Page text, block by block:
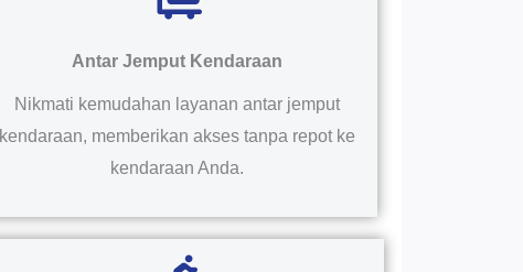
Antar Jemput Kendaraan
Nikmati kemudahan layanan antar jemput
kendaraan, memberikan akses tanpa repot ke
kendaraan Anda.